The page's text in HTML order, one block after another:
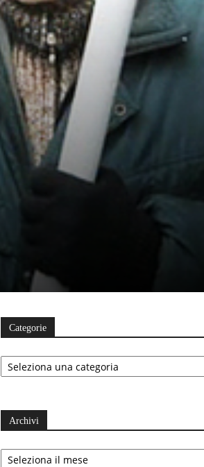
Categorie
Categorie
Archivi
Archivi